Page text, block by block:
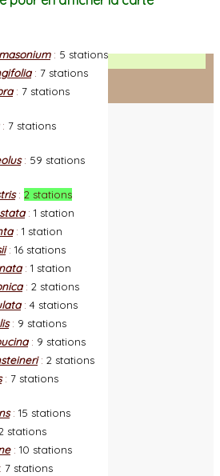
: 5 stations
: 7 stations
: 7 stations
: 7 stations
: 59 stations
: 2 stations
: 1 station
: 1 station
: 16 stations
: 1 station
: 2 stations
: 4 stations
: 9 stations
: 9 stations
: 2 stations
: 7 stations
: 15 stations
stations
: 10 stations
7 stations